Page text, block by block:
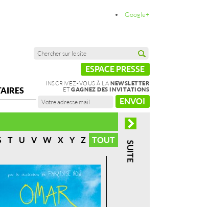
Google+
ESPACE PRESSE
INSCRIVEZ-VOUS À LA NEWSLETTER
ETGAGNEZ DES INVITATIONS
ENVOI
T U V W X Y Z TOUT